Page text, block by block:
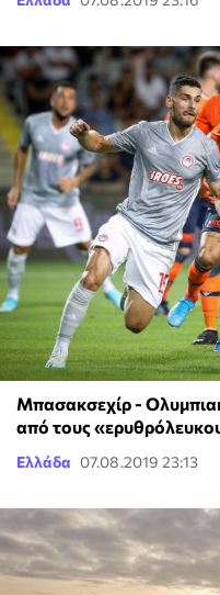
Μπασακσεχίρ -
από τους
Ελλάδα 07.08.2019 23:13